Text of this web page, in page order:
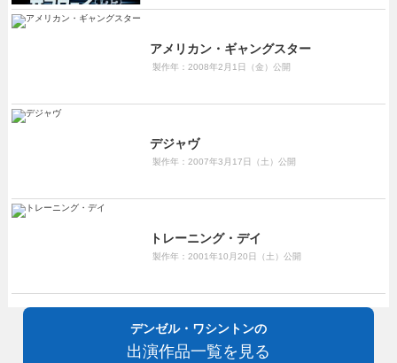
アメリカン・ギャングスター
製作年：2008年2月1日（金）公開
デジャヴ
製作年：2007年3月17日（土）公開
トレーニング・デイ
製作年：2001年10月20日（土）公開
デンゼル・ワシントンの
出演作品一覧を見る